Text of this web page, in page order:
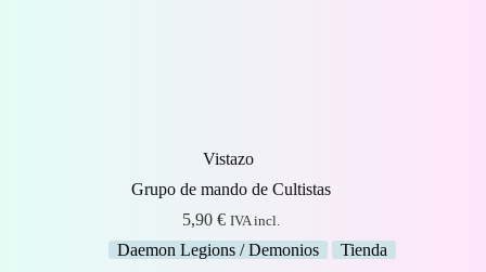
Vistazo
Grupo de mando de Cultistas
5,90 € IVA incl.
Daemon Legions / Demonios Tienda